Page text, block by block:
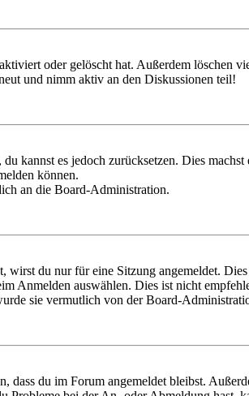
oder gelöscht hat. Außerdem löschen
und nimm aktiv an den Diskussionen teil!
kannst es jedoch zurücksetzen. Dies
können.
an die Board-Administration.
du nur für eine Sitzung angemeldet.
Anmelden auswählen. Dies ist nicht
sie vermutlich von der Board-
du im Forum angemeldet bleibst.